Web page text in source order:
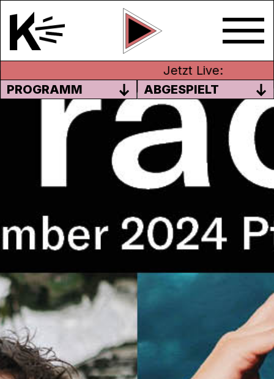
Jetzt Live:
PROGRAMM
ABGESPIELT
K-TRACKS: NEW ENTRIES
NOVEMBER PT.2 2024
äh… Winterschlaf?
Uns geht langsam die Zeit aus … Während
immer noch zahlreiche Neuerscheinungen
reinschneien tüfteln wir bereits an der
Jahresbestenliste rum. Dabei wärs doch
eigentlich schon Zeit für Winterschlaf?
Hier also unser “kleines” Update zur
aktuellen Musik!
Hier geht es zurÜbersicht
unserer